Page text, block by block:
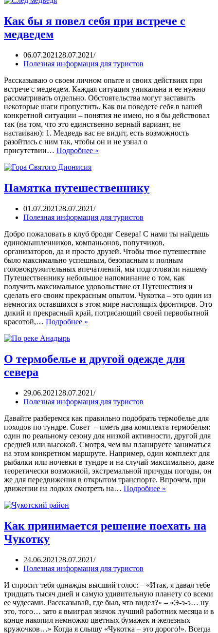
Как бы я повел себя при встрече с
медведем
06.07.2021 28.07.2021
Полезная информация для туристов
Рассказываю о своем личном опыте и своих действиях при
встрече с медведем. Каждая ситуация уникальна и ее нужно
рассматривать отдельно. Обстоятельства могут заставить
некоторые шаги пропустить. Как вы поведете себя в вашей
конкретной ситуации – понятия не имею, но я бы действовал
так (на том, что это единственно верный вариант, не
настаиваю): 1. Медведь вас не видит, есть возможность
разойтись с ним так, чтобы он и не узнал о
присутствии… Подробнее »
Памятка путешественнику
01.07.2021 28.07.2021
Полезная информация для туристов
Добро пожаловать в клуб бродяг Севера! С нами ты найдешь
единомышленников, компаньонов, попутчиков,
организаторов, да и просто друзей. Чтобы твое путешествие
было максимально успешным, безопасным и полным
головокружительных впечатлений, мы подготовили нашему
Путешественнику небольшое напоминание о том, как
получить максимальное удовольствие от Путешествия и
сделать его своим прекрасным опытом. Чукотка – это один из
немногих оставшихся в этом мире настоящих фронтиров. Это
дикий и прекрасный край, потрясающий своей первобытной
красотой,… Подробнее »
О термобелье и другой одежде для
севера
29.06.2021 28.07.2021
Полезная информация для туристов
Давайте разберемся как правильно подобрать термобелье для
походов по тундре. Совет – иметь два комплекта термобелья:
один по реальному сезону для низкой активности, другой для
средней или высокой. Смотря, чем вы планируете заниматься
на этом конкретном маршруте. Например, один комплект для
рыбалки или ночевки в тундре и на случай максимально, даже
теоретически возможной, экстремальной причуды погоды, он
же для передвижения в открытом транспорте. Впрочем, при
движении на лодках смотреть на… Подробнее »
Как принимается решение поехать на
Чукотку
24.06.2021 28.07.2021
Полезная информация для туристов
И спросит тебя однажды высший голос: – «Итак, я давал тебе
тридцать тысяч дней и самую удивительную планету со всеми
ее чудесами. Рассказывай, где был, что видел?» – «Э-э-э… ну
это, того… зато я выиграл значок лучший работник месяца и в
конце накопил немножко цветных бумажек и железных
кружочков…» Когда я слышу «Чукотка – это дорого!». Всегда